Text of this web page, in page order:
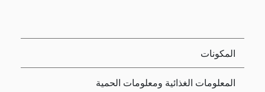
المكونات
المعلومات الغذائية ومعلومات الحمية